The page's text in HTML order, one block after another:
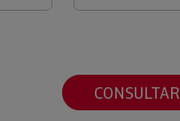
CONSULTAR